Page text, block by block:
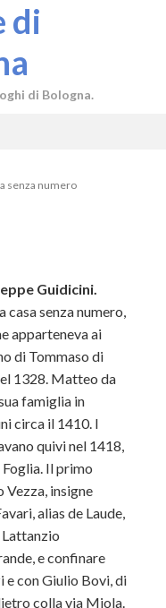
di
di Bologna.
senza numero
Guidicini.
casa senza numero,
apparteneva ai
di Tommaso di
1328. Matteo da
famiglia in
circa il 1410. I
quivi nel 1418,
Il primo
insigne
alias de Laude,
Lattanzio
e confinare
e con Giulio Bovi, di
colla via Miola.